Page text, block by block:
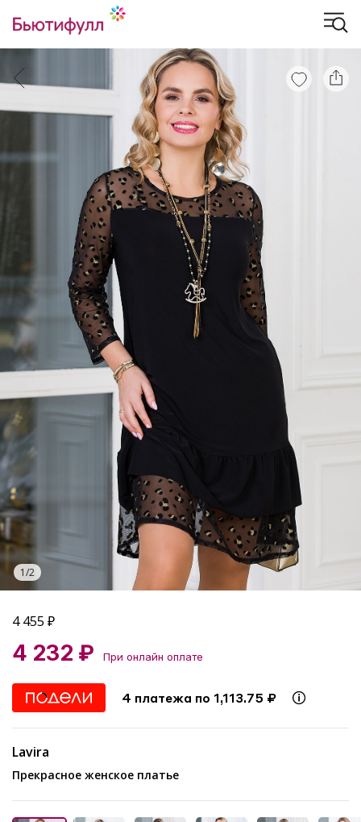
1/2
4 455 ₽
4 232 ₽ При онлайн оплате
4 платежа по 1,113.75 ₽
Lavira
Прекрасное женское платье